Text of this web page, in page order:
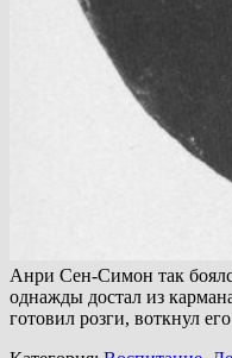
Анри Сен-Симон так
однажды достал из
готовил розги, воткнул